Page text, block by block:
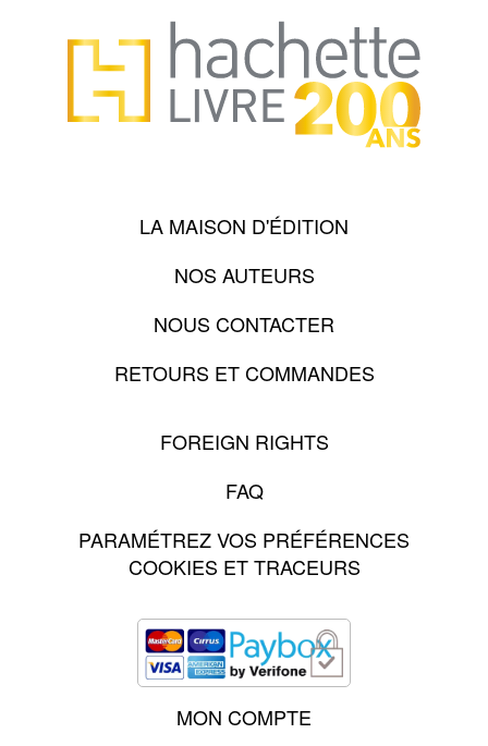
LA MAISON D'ÉDITION
NOS AUTEURS
NOUS CONTACTER
RETOURS ET COMMANDES
FOREIGN RIGHTS
FAQ
PARAMÉTREZ VOS PRÉFÉRENCES
COOKIES ET TRACEURS
MON COMPTE